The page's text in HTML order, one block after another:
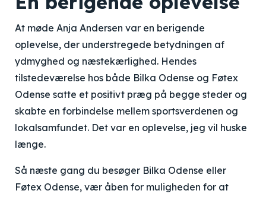
At møde Anja Andersen var en berigende
oplevelse, der understregede betydningen af
ydmyghed og næstekærlighed. Hendes
tilstedeværelse hos både Bilka Odense og Føtex
Odense satte et positivt præg på begge steder og
skabte en forbindelse mellem sportsverdenen og
lokalsamfundet. Det var en oplevelse, jeg vil huske
længe.
Så næste gang du besøger Bilka Odense eller
Føtex Odense, vær åben for muligheden for at